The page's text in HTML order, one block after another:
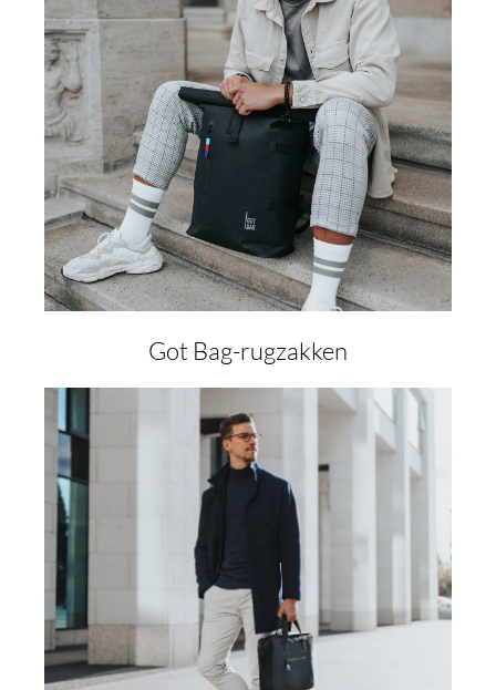
Got Bag-rugzakken